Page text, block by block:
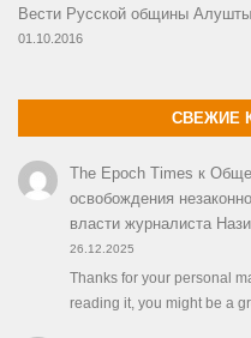
Вести Русской общины Алушты
01.10.2016
СВЕЖИЕ
The Epoch Times к
освобождения
власти журналиста
26.12.2025
Thanks for your personal
reading it, you might be a